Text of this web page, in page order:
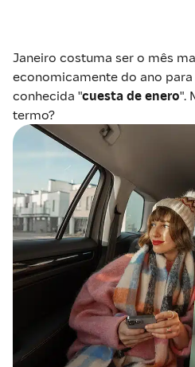
Janeiro costuma ser o mês
economicamente do ano
conhecida "cuesta de enero".
termo?